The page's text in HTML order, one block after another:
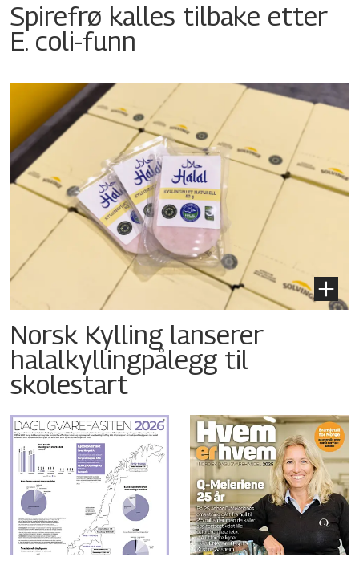
Spirefrø kalles tilbake etter
E. coli-funn
Norsk Kylling lanserer
halalkyllingpålegg til
skolestart